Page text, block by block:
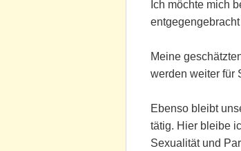
Ich möchte mich
Meine
werden weiter für
Ebenso bleibt
tätig. Hier bleibe
Sexualität und